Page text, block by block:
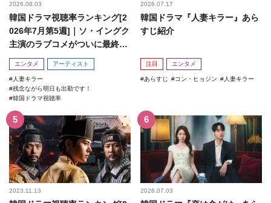
2026.08.03
韓国ドラマ視聴率ランキング[2
026年7月第5週]｜ソ・イングク
主演のラブコメがついに最終
回！
エンタメ アーティスト
人妻キラー
残念ながら明日も出勤です！
韓国ドラマ視聴率
2026.07.17
韓国ドラマ『人妻キラー』あら
すじ紹介
注目 エンタメ
あらすじ コン・ヒョジン 人妻キラー
2023.11.13 2026.07.03